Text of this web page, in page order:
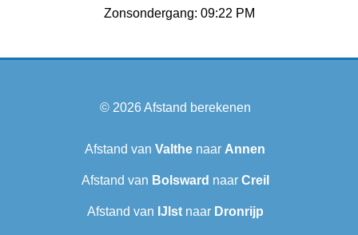
Zonsondergang: 09:22 PM
© 2026Afstand berekenen
Afstand van Valthe naar Annen
Afstand van Bolsward‎ naar Creil
Afstand van IJlstnaar Dronrijp